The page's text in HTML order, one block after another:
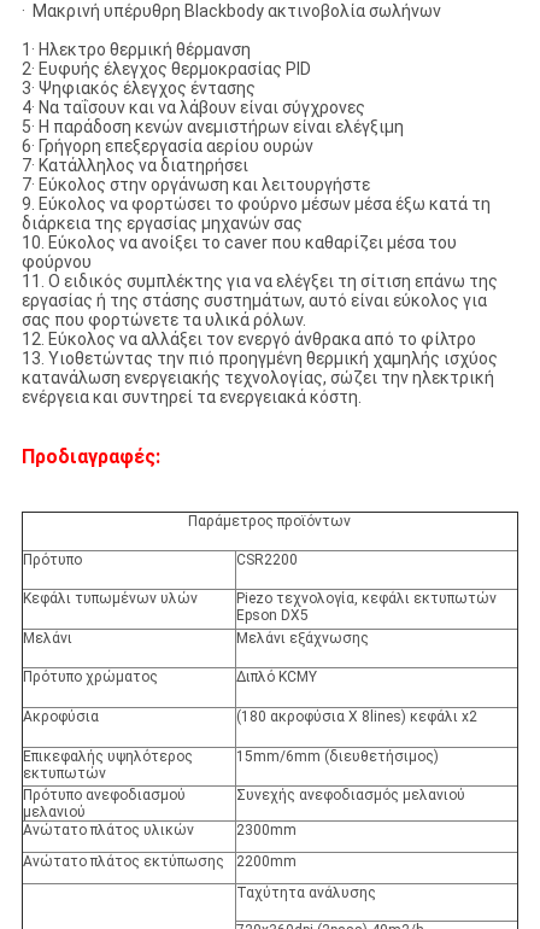
· Μακρινή υπέρυθρη Blackbody ακτινοβολία σωλήνων
1· Ηλεκτρο θερμική θέρμανση
2· Ευφυής έλεγχος θερμοκρασίας PID
3· Ψηφιακός έλεγχος έντασης
4· Να ταΐσουν και να λάβουν είναι σύγχρονες
5· Η παράδοση κενών ανεμιστήρων είναι ελέγξιμη
6· Γρήγορη επεξεργασία αερίου ουρών
7· Κατάλληλος να διατηρήσει
7· Εύκολος στην οργάνωση και λειτουργήστε
9. Εύκολος να φορτώσει το φούρνο μέσων μέσα έξω κατά τη
διάρκεια της εργασίας μηχανών σας
10. Εύκολος να ανοίξει το caver που καθαρίζει μέσα του
φούρνου
11. Ο ειδικός συμπλέκτης για να ελέγξει τη σίτιση επάνω της
εργασίας ή της στάσης συστημάτων, αυτό είναι εύκολος για
σας που φορτώνετε τα υλικά ρόλων.
12. Εύκολος να αλλάξει τον ενεργό άνθρακα από το φίλτρο
13. Υιοθετώντας την πιό προηγμένη θερμική χαμηλής ισχύος
κατανάλωση ενεργειακής τεχνολογίας, σώζει την ηλεκτρική
ενέργεια και συντηρεί τα ενεργειακά κόστη.
Προδιαγραφές:
Παράμετρος προϊόντων
Πρότυπο CSR2200
Κεφάλι τυπωμένων υλών
Piezo τεχνολογία, κεφάλι εκτυπωτών
Epson DX5
Μελάνι
Μελάνι εξάχνωσης
Πρότυπο χρώματος Διπλό KCMY
Ακροφύσια (180 ακροφύσια Χ 8lines) κεφάλι x2
Επικεφαλής υψηλότερος
εκτυπωτών
15mm/6mm (διευθετήσιμος)
Πρότυπο ανεφοδιασμού
μελανιού
Συνεχής ανεφοδιασμός μελανιού
Ανώτατο πλάτος υλικών
2300mm
Ανώτατο πλάτος εκτύπωσης
2200mm
Ταχύτητα ανάλυσης